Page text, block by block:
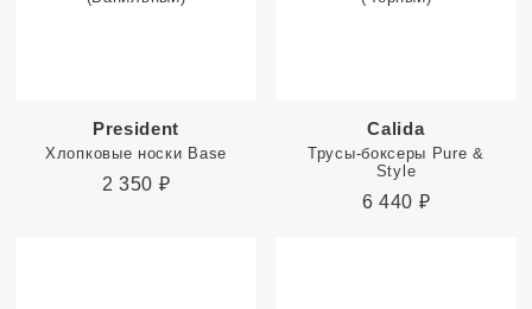
President
Хлопковые носки Base
2 350 ₽
Calida
Трусы-боксеры Pure &
Style
6 440 ₽